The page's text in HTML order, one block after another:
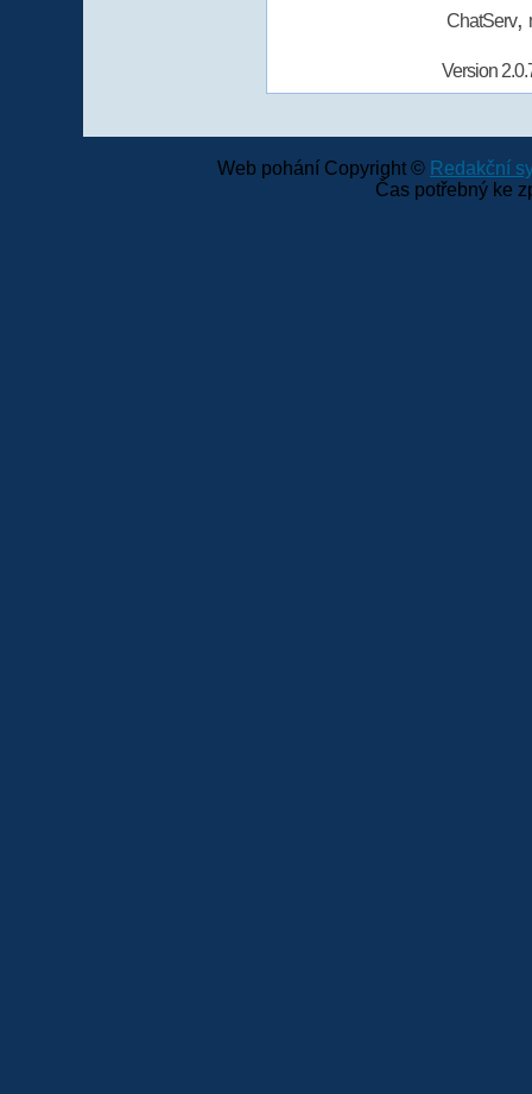
ChatServ,
Version
Web pohání Copyright © Redakční
Čas potřebný ke